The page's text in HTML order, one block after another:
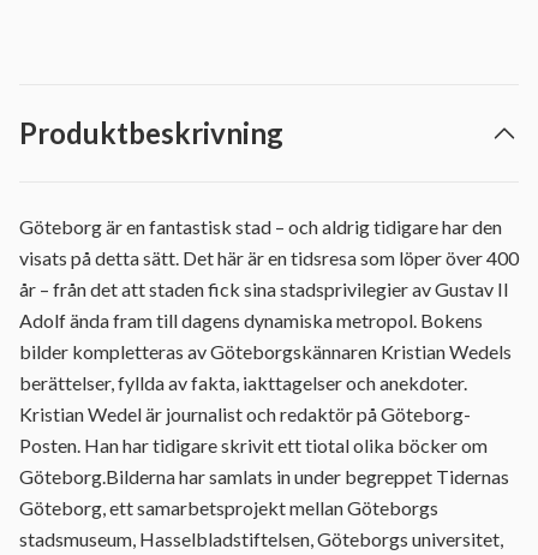
Produktbeskrivning
Göteborg är en fantastisk stad – och aldrig tidigare har den
visats på detta sätt. Det här är en tidsresa som löper över 400
år – från det att staden fick sina stadsprivilegier av Gustav II
Adolf ända fram till dagens dynamiska metropol. Bokens
bilder kompletteras av Göteborgskännaren Kristian Wedels
berättelser, fyllda av fakta, iakttagelser och anekdoter.
Kristian Wedel är journalist och redaktör på Göteborg-
Posten. Han har tidigare skrivit ett tiotal olika böcker om
Göteborg.Bilderna har samlats in under begreppet Tidernas
Göteborg, ett samarbetsprojekt mellan Göteborgs
stadsmuseum, Hasselbladstiftelsen, Göteborgs universitet,